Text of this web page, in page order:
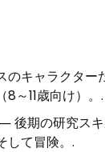
のキャラクタ
～11歳向け）。.
後期の研究ス
して冒険。.